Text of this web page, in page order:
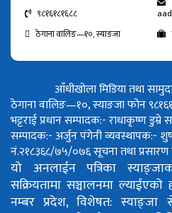
९८१६१८१६८८
ठेगाना वालिङ—१०, स्याङजा
आँधीखोला मिडिया तथा
ठेगाना वालिङ—१०, स्याङजा फोन
भट्टराईप्रधान सम्पादक:- राधाकृष्ण डुम्रे
सम्पादक:- अर्जुन पंगेनीव्यवस्थापक:-
नं.२१८३६८/७५/०७६सूचना तथा प्रसारण
यो अनलाईन पत्रिका
सक्रियतामा सञ्चालनमा ल्याईएको
नम्बर प्रदेश, विशेषत: स्याङ्जा